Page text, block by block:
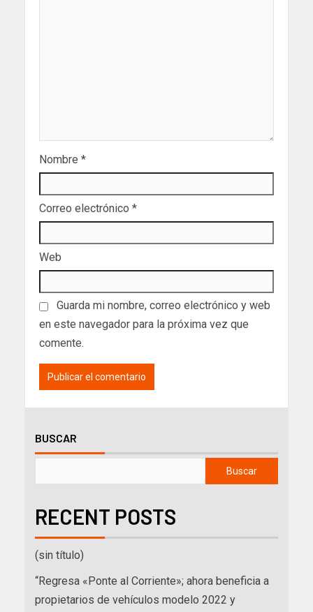
Nombre *
Correo electrónico *
Web
Guarda mi nombre, correo electrónico y web
en este navegador para la próxima vez que
comente.
BUSCAR
Buscar
RECENT POSTS
(sin título)
“Regresa «Ponte al Corriente»; ahora beneficia a
propietarios de vehículos modelo 2022 y